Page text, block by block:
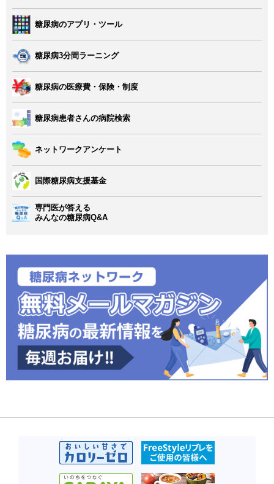
糖尿病のアプリ・ツール
糖尿病3分間ラーニング
糖尿病の医療費・保険・制度
糖尿病患者さんの病院検索
ネットワークアンケート
国際糖尿病支援基金
専門医が答える
みんなの糖尿病Q&A